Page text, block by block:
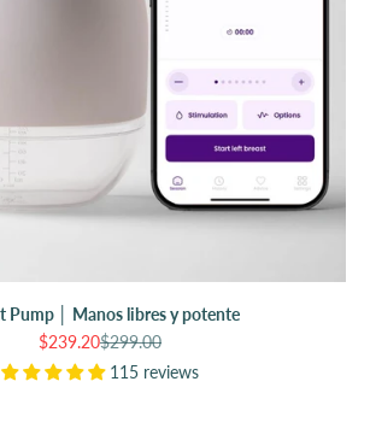
Pump │ Manos libres y potente
Precio de oferta
$239.20Precio normal
$299.00
115 reviews